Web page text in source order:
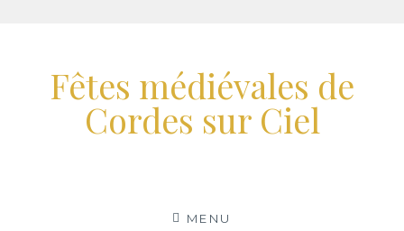
contenuFêtes médiévales de
Cordes sur Ciel
MENU